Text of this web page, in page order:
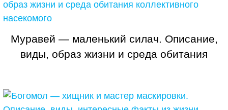
Муравей — маленький силач. Описание,
виды, образ жизни и среда обитания